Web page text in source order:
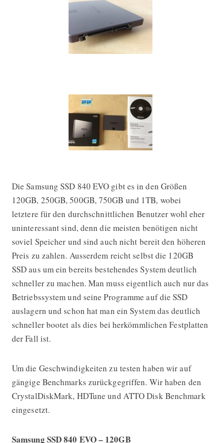
Die Samsung SSD 840 EVO gibt es in den Größen
120GB, 250GB, 500GB, 750GB und 1TB, wobei
letztere für den durchschnittlichen Benutzer wohl eher
uninteressant sind, denn die meisten benötigen nicht
soviel Speicher und sind auch nicht bereit den höheren
Preis zu zahlen. Ausserdem reicht selbst die 120GB
SSD aus um ein bereits bestehendes System deutlich
schneller zu machen. Man muss eigentlich auch nur das
Betriebssystem und seine Programme auf die SSD
auslagern und schon hat man ein System das deutlich
schneller bootet als dies bei herkömmlichen Festplatten
der Fall ist.
Um die Geschwindigkeiten zu testen haben wir auf
gängige Benchmarks zurückgegriffen. Wir haben den
CrystalDiskMark, HDTune und ATTO Disk Benchmark
eingesetzt.
Samsung SSD 840 EVO – 120GB